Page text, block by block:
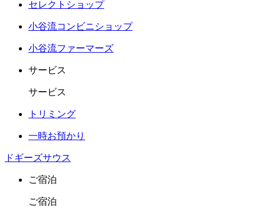
セレクトショップ
小谷流コンビニショップ
小谷流ファーマーズ
サービス
サービス
トリミング
一時お預かり
ドギーズサウス
ご宿泊
ご宿泊